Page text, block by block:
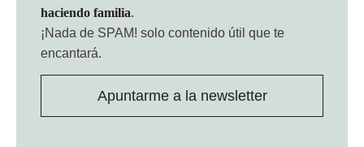
haciendo familia.
¡Nada de SPAM! solo contenido útil que te
encantará.
Apuntarme a la newsletter